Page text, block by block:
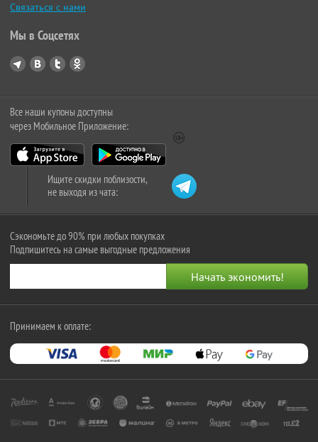
Связаться с нами
Мы в Соцсетях
Все наши купоны доступны
через Мобильное Приложение:
Ищите скидки поблизости,
не выходя из чата:
Сэкономьте до 90% при любых покупках
Подпишитесь на самые выгодные предложения
Принимаем к оплате: